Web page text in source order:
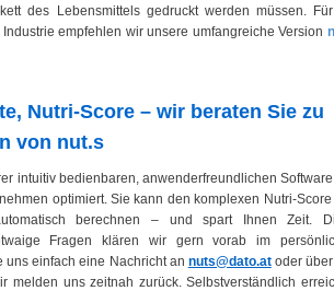
des Lebensmittels gedruckt werden müssen.
empfehlen wir unsere umfangreiche Version
Nutri-Score – wir beraten Sie zu
von nut.s
intuitiv bedienbaren, anwenderfreundlichen
optimiert. Sie kann den komplexen Nutri-
berechnen – und spart Ihnen Zeit.
Fragen klären wir gern vorab im
uns einfach eine Nachricht an nuts@dato.atoder
melden uns zeitnah zurück. Selbstverständlich